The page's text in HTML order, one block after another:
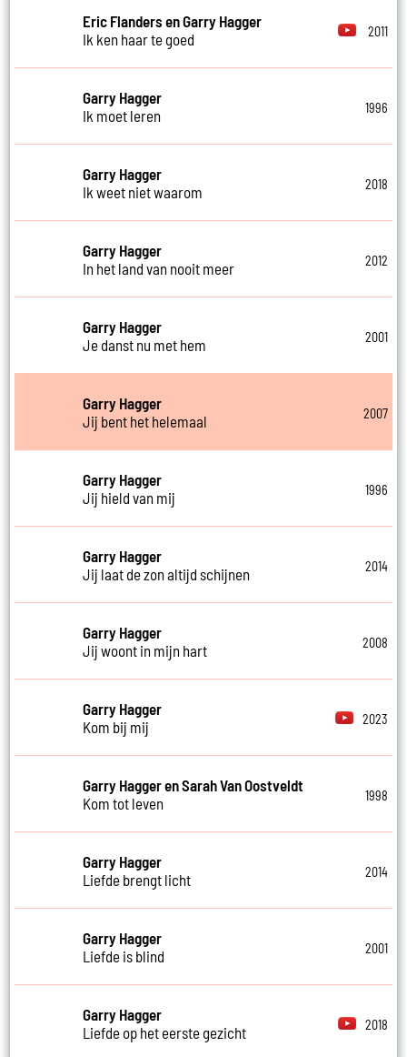
Eric Flanders en Garry Hagger
Ik ken haar te goed
2011
Garry Hagger
Ik moet leren
1996
Garry Hagger
Ik weet niet waarom
2018
Garry Hagger
In het land van nooit meer
2012
Garry Hagger
Je danst nu met hem
2001
Garry Hagger
Jij bent het helemaal
2007
Garry Hagger
Jij hield van mij
1996
Garry Hagger
Jij laat de zon altijd schijnen
2014
Garry Hagger
Jij woont in mijn hart
2008
Garry Hagger
Kom bij mij
2023
Garry Hagger en Sarah Van Oostveldt
Kom tot leven
1998
Garry Hagger
Liefde brengt licht
2014
Garry Hagger
Liefde is blind
2001
Garry Hagger
Liefde op het eerste gezicht
2018